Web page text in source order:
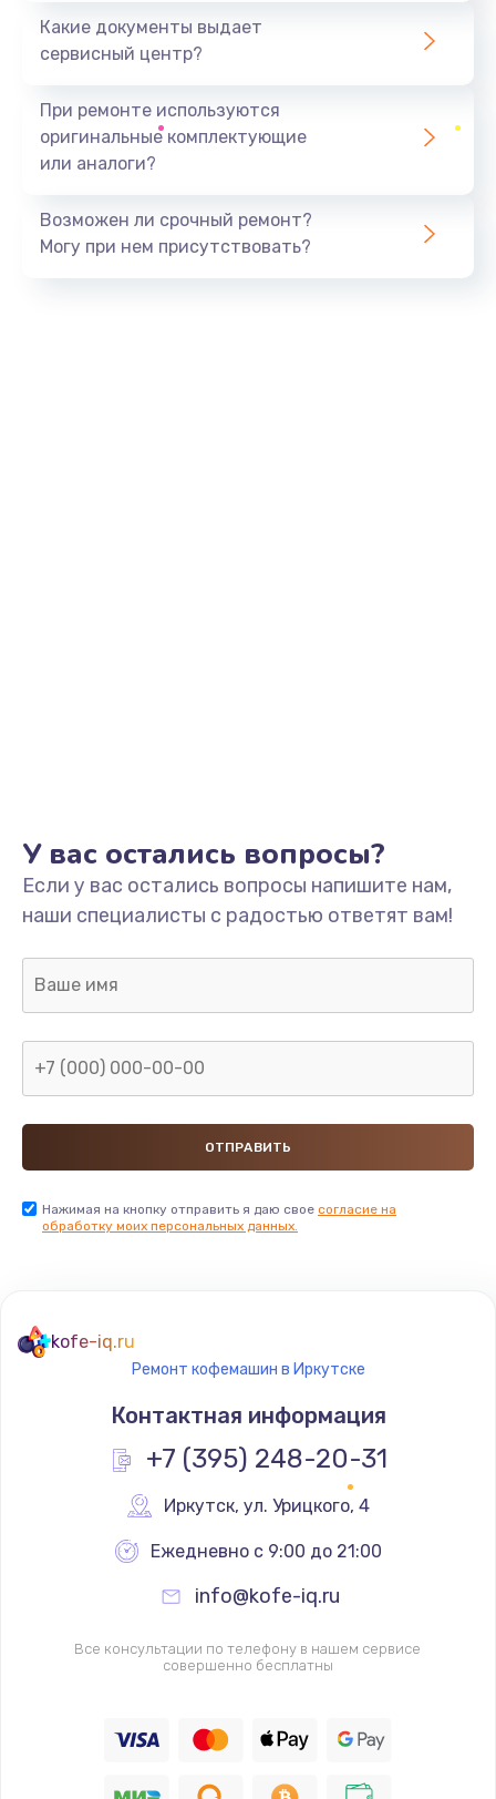
Какие документы выдает
сервисный центр?
При ремонте используются
оригинальные комплектующие
или аналоги?
Возможен ли срочный ремонт?
Могу при нем присутствовать?
У вас остались вопросы?
Если у вас остались вопросы напишите нам,
наши специалисты с радостью ответят вам!
Нажимая на кнопку отправить я даю свое согласие на
обработку моих персональных данных.
kofe-iq.ru
Ремонт кофемашин в Иркутске
Контактная информация
+7 (395) 248-20-31
Иркутск, ул. Урицкого, 4
Ежедневно с 9:00 до 21:00
info@kofe-iq.ru
Все консультации по телефону в нашем сервисе
совершенно бесплатны